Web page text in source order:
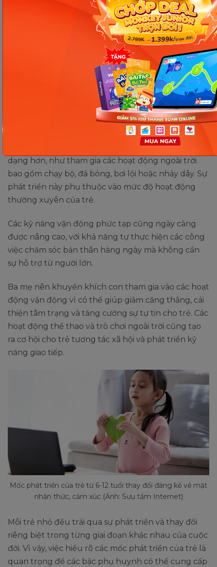
hiện suy nghĩ và cảm xúc của mình một cách trực
Đồng thời, trẻ thường bắt đầu học cách làm việc
nhóm thông qua các trò chơi và hoạt động nhóm.
Trong quá trình này, họ sẽ nhận biết và thực hiện
các quy tắc xã hội cơ bản như tôn trọng người khác,
chia sẻ và hợp tác với bạn bè.
Phát triển vận động:
Từ 6-12 tuổi, trẻ phát triển các kỹ năng di chuyển đa
dạng hơn, như tham gia các hoạt động ngoài trời
bao gồm chạy bộ, đá bóng, bơi lội hoặc nhảy dây. Sự
phát triển này phụ thuộc vào mức độ hoạt động
thường xuyên của trẻ.
Các kỹ năng vận động phức tạp cũng ngày càng
được nâng cao, với khả năng tự thực hiện các công
việc chăm sóc bản thân hàng ngày mà không cần
sự hỗ trợ từ người lớn.
Ba mẹ nên khuyến khích con tham gia vào các hoạt
động vận động vì có thể giúp giảm căng thẳng, cải
thiện tâm trạng và tăng cường sự tự tin cho trẻ. Các
hoạt động thể thao và trò chơi ngoài trời cũng tạo
ra cơ hội cho trẻ tương tác xã hội và phát triển kỹ
năng giao tiếp.
Mốc phát triển của trẻ từ 6-12 tuổi thay đổi đáng kể về mặt
nhận thức, cảm xúc (Ảnh: Sưu tầm Internet)
Mỗi trẻ nhỏ đều trải qua sự phát triển và thay đổi
riêng biệt trong từng giai đoạn khác nhau của cuộc
đời. Vì vậy, việc hiểu rõ các mốc phát triển của trẻ là
quan trọng để các bậc phụ huynh có thể cung cấp